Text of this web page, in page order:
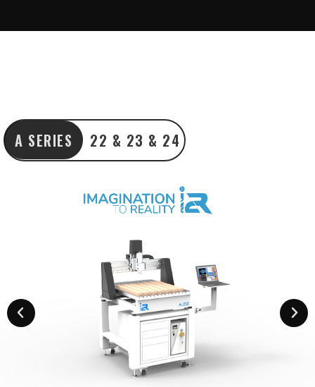
A SERIES 22 & 23 & 24